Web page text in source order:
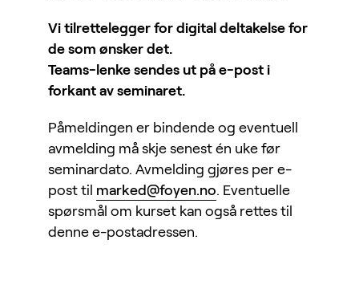
Vi tilrettelegger for digital deltakelse for
de som ønsker det.
Teams-lenke sendes ut på e-post i
forkant av seminaret.
Påmeldingen er bindende og eventuell
avmelding må skje senest én uke før
seminardato. Avmelding gjøres per e-
post til marked@foyen.no. Eventuelle
spørsmål om kurset kan også rettes til
denne e-postadressen.